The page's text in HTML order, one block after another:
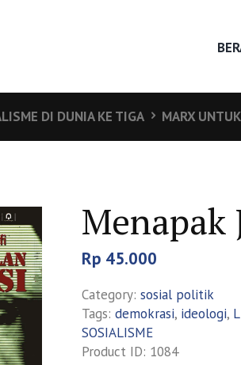
DI DUNIA KE TIGA MARX
Menapak
Rp 45.000
Category: sosial politik
Tags: demokrasi, ideologi,
SOSIALISME
Product ID: 1084